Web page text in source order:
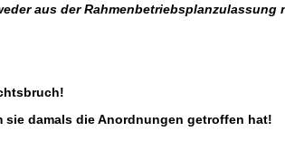
aus der Rahmenbetriebsplanzulassung
damals die Anordnungen getroffen hat!